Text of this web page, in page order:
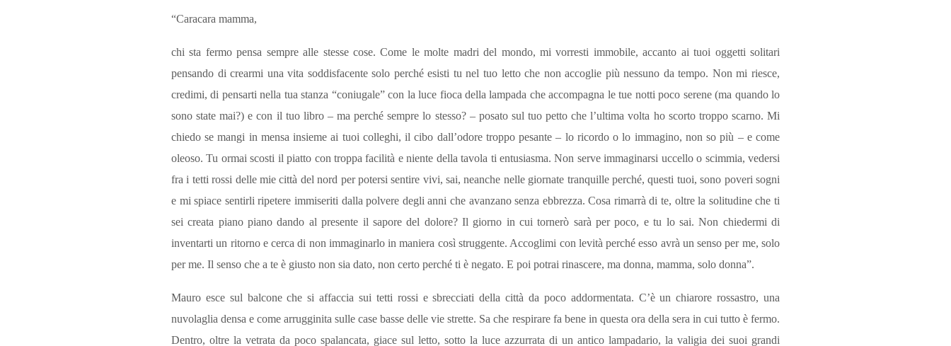
“Caracara mamma,
chi sta fermo pensa sempre alle stesse cose. Come le molte madri del mondo, mi vorresti immobile, accanto ai tuoi oggetti solitari
pensando di crearmi una vita soddisfacente solo perché esisti tu nel tuo letto che non accoglie più nessuno da tempo. Non mi riesce,
credimi, di pensarti nella tua stanza “coniugale” con la luce fioca della lampada che accompagna le tue notti poco serene (ma quando lo
sono state mai?) e con il tuo libro – ma perché sempre lo stesso? – posato sul tuo petto che l’ultima volta ho scorto troppo scarno. Mi
chiedo se mangi in mensa insieme ai tuoi colleghi, il cibo dall’odore troppo pesante – lo ricordo o lo immagino, non so più – e come
oleoso. Tu ormai scosti il piatto con troppa facilità e niente della tavola ti entusiasma. Non serve immaginarsi uccello o scimmia, vedersi
fra i tetti rossi delle mie città del nord per potersi sentire vivi, sai, neanche nelle giornate tranquille perché, questi tuoi, sono poveri sogni
e mi spiace sentirli ripetere immiseriti dalla polvere degli anni che avanzano senza ebbrezza. Cosa rimarrà di te, oltre la solitudine che ti
sei creata piano piano dando al presente il sapore del dolore? Il giorno in cui tornerò sarà per poco, e tu lo sai. Non chiedermi di
inventarti un ritorno e cerca di non immaginarlo in maniera così struggente. Accoglimi con levità perché esso avrà un senso per me, solo
per me. Il senso che a te è giusto non sia dato, non certo perché ti è negato. E poi potrai rinascere, ma donna, mamma, solo donna”.
Mauro esce sul balcone che si affaccia sui tetti rossi e sbrecciati della città da poco addormentata. C’è un chiarore rossastro, una
nuvolaglia densa e come arrugginita sulle case basse delle vie strette. Sa che respirare fa bene in questa ora della sera in cui tutto è fermo.
Dentro, oltre la vetrata da poco spalancata, giace sul letto, sotto la luce azzurrata di un antico lampadario, la valigia dei suoi grandi